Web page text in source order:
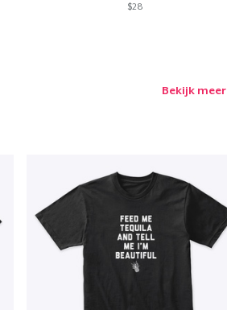
$28
Bekijk meer